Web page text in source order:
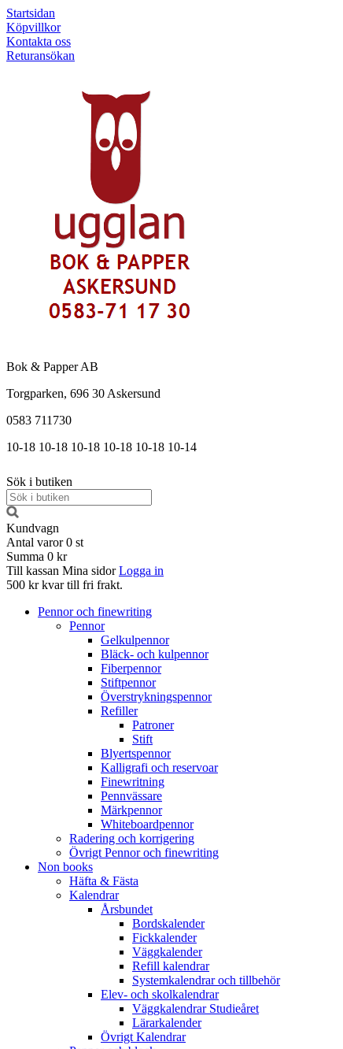
Startsidan
Köpvillkor
Kontakta oss
Returansökan
Bok & Papper AB
Torgparken, 696 30 Askersund
0583 711730
10-18 10-18 10-18 10-18 10-18 10-14
Sök i butiken
Kundvagn
Antal varor 0 st
Summa 0 kr
Till kassan Mina sidor Logga in
500 kr kvar till fri frakt.
Pennor och finewriting
Pennor
Gelkulpennor
Bläck- och kulpennor
Fiberpennor
Stiftpennor
Överstrykningspennor
Refiller
Patroner
Stift
Blyertspennor
Kalligrafi och reservoar
Finewritning
Pennvässare
Märkpennor
Whiteboardpennor
Radering och korrigering
Övrigt Pennor och finewriting
Non books
Häfta & Fästa
Kalendrar
Årsbundet
Bordskalender
Fickkalender
Väggkalender
Refill kalendrar
Systemkalendrar och tillbehör
Elev- och skolkalendrar
Väggkalendrar Studieåret
Lärarkalender
Övrigt Kalendrar